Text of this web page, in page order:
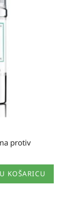
protiv
KOŠARICU